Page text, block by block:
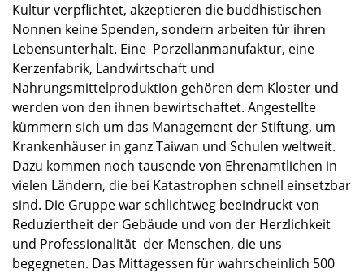
Kultur verpflichtet, akzeptieren die buddhistischen
Nonnen keine Spenden, sondern arbeiten für ihren
Lebensunterhalt. Eine Porzellanmanufaktur, eine
Kerzenfabrik, Landwirtschaft und
Nahrungsmittelproduktion gehören dem Kloster und
werden von den ihnen bewirtschaftet. Angestellte
kümmern sich um das Management der Stiftung, um
Krankenhäuser in ganz Taiwan und Schulen weltweit.
Dazu kommen noch tausende von Ehrenamtlichen in
vielen Ländern, die bei Katastrophen schnell einsetzbar
sind. Die Gruppe war schlichtweg beeindruckt von
Reduziertheit der Gebäude und von der Herzlichkeit
und Professionalität der Menschen, die uns
begegneten. Das Mittagessen für wahrscheinlich 500